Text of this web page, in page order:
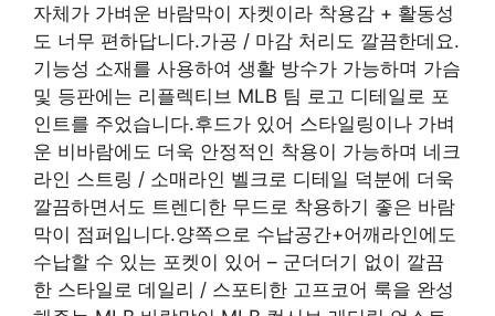
자체가 가벼운 바람막이 자켓이라 착용감 + 활동성
도 너무 편하답니다.가공 / 마감 처리도 깔끔한데요.
기능성 소재를 사용하여 생활 방수가 가능하며 가슴
및 등판에는 리플렉티브 MLB 팀 로고 디테일로 포
인트를 주었습니다.후드가 있어 스타일링이나 가벼
운 비바람에도 더욱 안정적인 착용이 가능하며 네크
라인 스트링 / 소매라인 벨크로 디테일 덕분에 더욱
깔끔하면서도 트렌디한 무드로 착용하기 좋은 바람
막이 점퍼입니다.양쪽으로 수납공간+어깨라인에도
수납할 수 있는 포켓이 있어 – 군더더기 없이 깔끔
한 스타일로 데일리 / 스포티한 고프코어 룩을 완성